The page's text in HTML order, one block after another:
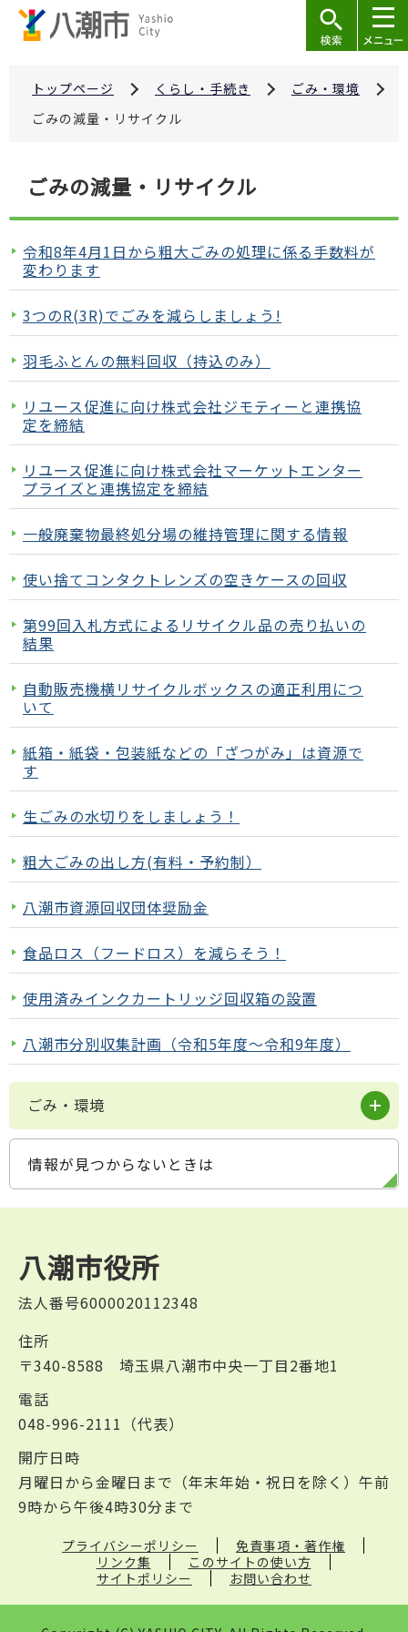
トップページ くらし・手続き
ごみ・環境
ごみの減量・リサイクル
こ
か
ら
ごみの減量・リサイクル
令和8年4月1日から粗大ごみの処理に係る手数料が
変わります
3つのR(3R)でごみを減らしましょう!
羽毛ふとんの無料回収（持込のみ）
リユース促進に向け株式会社ジモティーと連携協
定を締結
リユース促進に向け株式会社マーケットエンター
プライズと連携協定を締結
一般廃棄物最終処分場の維持管理に関する情報
使い捨てコンタクトレンズの空きケースの回収
第99回入札方式によるリサイクル品の売り払いの
結果
自動販売機横リサイクルボックスの適正利用につ
いて
紙箱・紙袋・包装紙などの「ざつがみ」は資源で
す
生ごみの水切りをしましょう！
粗大ごみの出し方(有料・予約制）
八潮市資源回収団体奨励金
食品ロス（フードロス）を減らそう！
使用済みインクカートリッジ回収箱の設置
八潮市分別収集計画（令和5年度～令和9年度）
ごみ・環境
情報が見つからないときは
八潮市役所
法人番号6000020112348
住所
〒340-8588 埼玉県八潮市中央一丁目2番地1
電話
048-996-2111（代表）
開庁日時
月曜日から金曜日まで（年末年始・祝日を除く）午前
9時から午後4時30分まで
プライバシーポリシー
免責事項・著作権
リンク集
このサイトの使い方
サイトポリシー
お問い合わせ